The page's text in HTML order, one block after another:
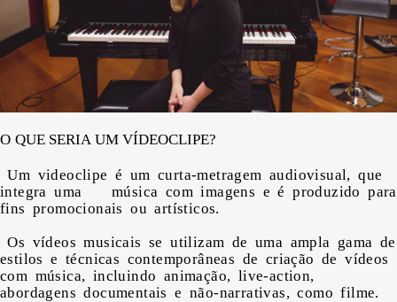
O QUE SERIA UM VÍDEOCLIPE?
Um videoclipe é um curta-metragem audiovisual, que
integra uma música com imagens e é produzido para
fins promocionais ou artísticos.
Os vídeos musicais se utilizam de uma ampla gama de
estilos e técnicas contemporâneas de criação de vídeos
com música, incluindo animação, live-action,
abordagens documentais e não-narrativas, como filme.